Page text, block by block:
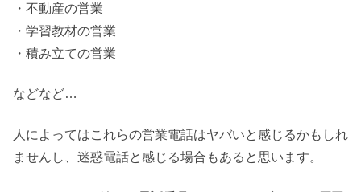
・不動産の営業
・学習教材の営業
・積み立ての営業
などなど…
人によってはこれらの営業電話はヤバいと感じるかもしれ
ませんし、迷惑電話と感じる場合もあると思います。